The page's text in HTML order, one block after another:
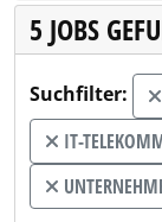
5 JOBS
Suchfilter:
IT-